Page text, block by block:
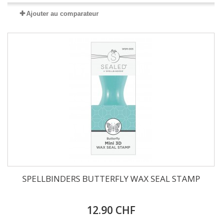
Ajouter au comparateur
SPELLBINDERS BUTTERFLY WAX SEAL STAMP
12.90 CHF